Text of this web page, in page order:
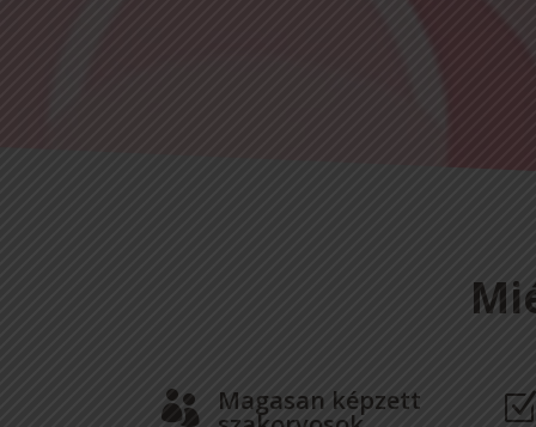
 Magasan képzett